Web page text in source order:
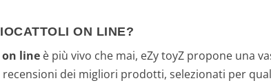
ON LINE?
lineè più vivo che mai, eZy toyZ propone una
recensioni dei migliori prodotti, selezionati per